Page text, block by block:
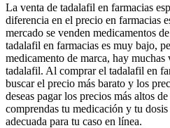
La venta de tadalafil en farmacias
diferencia en el precio en farmacias
mercado se venden medicamentos
tadalafil en farmacias es muy bajo,
medicamento de marca, hay muchas
tadalafil. Al comprar el tadalafil en
buscar el precio más barato y los
deseas pagar los precios más altos
comprendas tu medicación y tu
adecuada para tu caso en línea.